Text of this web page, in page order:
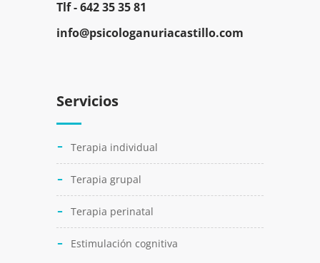
Tlf -642 35 35 81
info@psicologanuriacastillo.com
Servicios
Terapia individual
Terapia grupal
Terapia perinatal
Estimulación cognitiva